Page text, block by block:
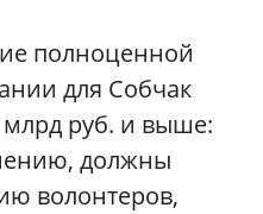
полноценной
для Собчак
млрд руб. и выше:
должны
волонтеров,